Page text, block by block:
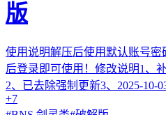
版
使用说明解压后使用默认账号
后登录即可使用！修改说明1、
2、已去除强制更新3、2025-10-
+7